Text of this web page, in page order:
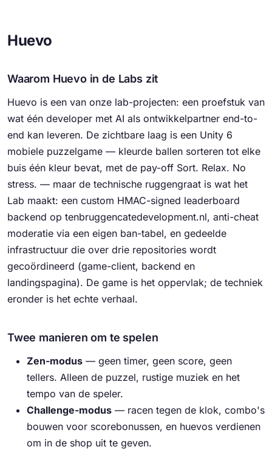
Huevo
Waarom Huevo in de Labs zit
Huevo is een van onze lab-projecten: een proefstuk van
wat één developer met AI als ontwikkelpartner end-to-
end kan leveren. De zichtbare laag is een Unity 6
mobiele puzzelgame — kleurde ballen sorteren tot elke
buis één kleur bevat, met de pay-off Sort. Relax. No
stress. — maar de technische ruggengraat is wat het
Lab maakt: een custom HMAC-signed leaderboard
backend op tenbruggencatedevelopment.nl, anti-cheat
moderatie via een eigen ban-tabel, en gedeelde
infrastructuur die over drie repositories wordt
gecoördineerd (game-client, backend en
landingspagina). De game is het oppervlak; de techniek
eronder is het echte verhaal.
Twee manieren om te spelen
Zen-modus — geen timer, geen score, geen
tellers. Alleen de puzzel, rustige muziek en het
tempo van de speler.
Challenge-modus — racen tegen de klok, combo's
bouwen voor scorebonussen, en huevos verdienen
om in de shop uit te geven.